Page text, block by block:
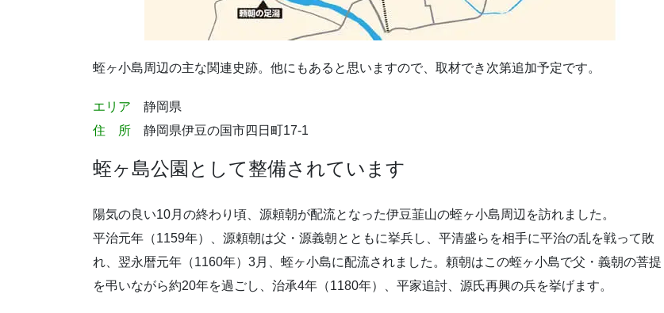
蛭ヶ小島周辺の主な関連史跡。他にもあると思いますので、取材でき次第追加予定です。
エリア
静岡県
住 所
静岡県伊豆の国市四日町17-1
蛭ヶ島公園として整備されています
陽気の良い10月の終わり頃、源頼朝が配流となった伊豆韮山の蛭ヶ小島周辺を訪れました。
平治元年（1159年）、源頼朝は父・源義朝とともに挙兵し、平清盛らを相手に平治の乱を戦って敗
れ、翌永暦元年（1160年）3月、蛭ヶ小島に配流されました。頼朝はこの蛭ヶ小島で父・義朝の菩提
を弔いながら約20年を過ごし、治承4年（1180年）、平家追討、源氏再興の兵を挙げます。